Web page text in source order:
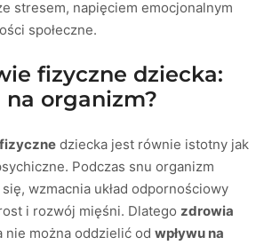
stresem, napięciem emocjonalnym
społeczne.
fizyczne dziecka:
na organizm?
dziecka jest równie istotny jak
Podczas snu organizm
wzmacnia układ odpornościowy
i rozwój mięśni. Dlategozdrowia
nie można oddzielić odwpływu na